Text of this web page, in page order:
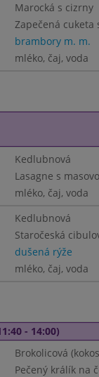
Marocká s cizrny
Zapečená cuketa
brambory m. m.
mléko, čaj, voda
Kedlubnová
Lasagne s
mléko, čaj, voda
Kedlubnová
Staročeská
dušená rýže
mléko, čaj, voda
- 14:00)
Brokolicová
Pečený králík na